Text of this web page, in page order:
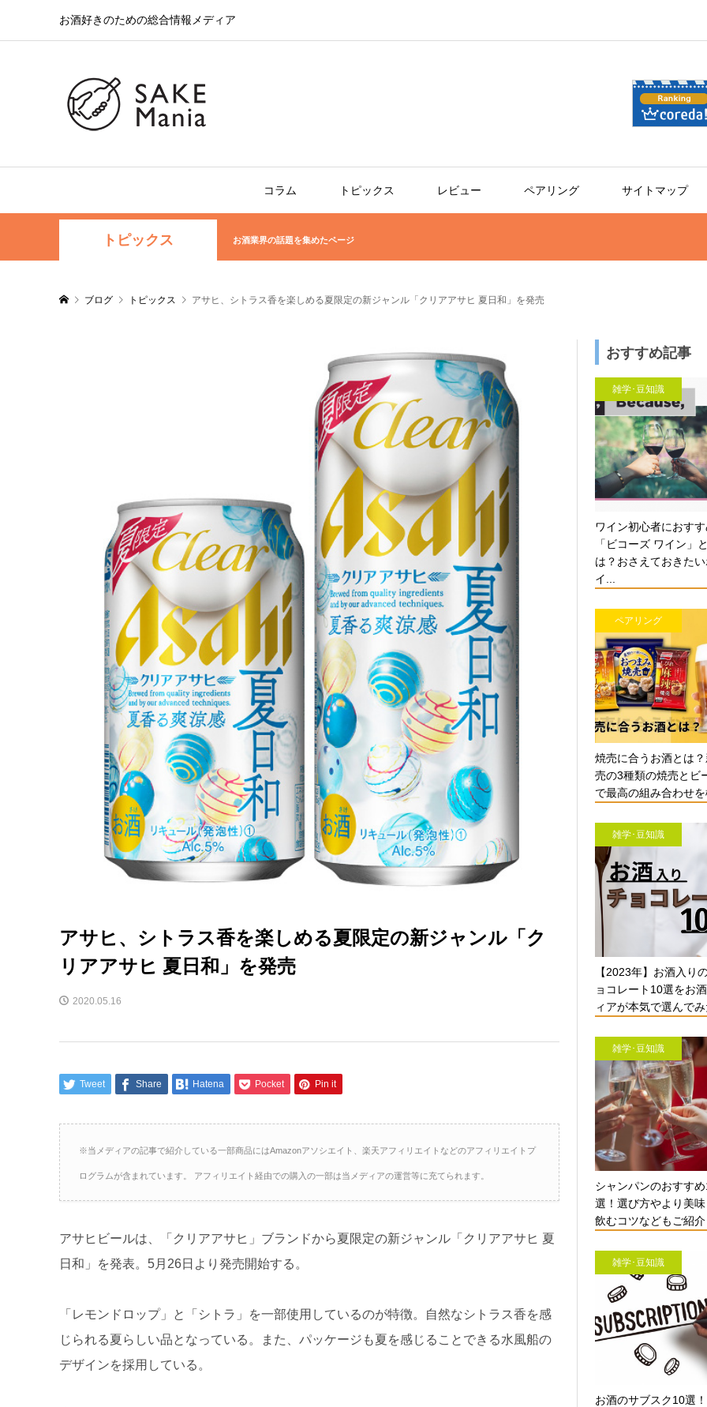
お酒好きのための総合情報メディア
コラム トピックス レビュー ペアリング サイトマップ
トピックス お酒業界の話題を集めたページ
ブログ トピックス アサヒ、シトラス香を楽しめる夏限定の新ジャンル「クリアアサヒ 夏日和」を発売
アサヒ、シトラス香を楽しめる夏限定の新ジャンル「ク
リアアサヒ 夏日和」を発売
2020.05.16
Tweet Share Hatena Pocket Pin it
※当メディアの記事で紹介している一部商品にはAmazonアソシエイト、楽天アフィリエイトなどのアフィリエイトプ
ログラムが含まれています。 アフィリエイト経由での購入の一部は当メディアの運営等に充てられます。
アサヒビールは、「クリアアサヒ」ブランドから夏限定の新ジャンル「クリアアサヒ 夏
日和」を発表。5月26日より発売開始する。
「レモンドロップ」と「シトラ」を一部使用しているのが特徴。自然なシトラス香を感
じられる夏らしい品となっている。また、パッケージも夏を感じることできる水風船の
デザインを採用している。
おすすめ記事
雑学･豆知識
ワイン初心者におす
「ビコーズ ワイン」
は？おさえておきた
イ...
ペアリング
焼売に合うお酒とは
売の3種類の焼売とビ
で最高の組み合わせ
雑学･豆知識
【2023年】お酒入り
ョコレート10選をお
ィアが本気で選んで
雑学･豆知識
シャンパンのおすす
選！選び方やより美
飲むコツなどもご紹
雑学･豆知識
お酒のサブスク10選